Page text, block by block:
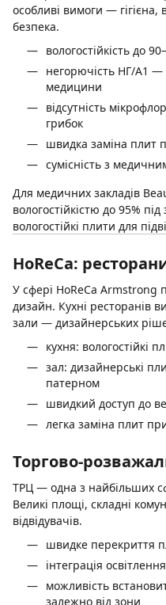
особливі вимоги — гігієна,
безпека.
вологостійкість до
негорючість НГ/A1
медицини
відсутність
грибок
швидка заміна плит
сумісність з
Для медичних закладів
вологостійкістю до 95%
вологостійкі плити для
HoReCa:
У сфері HoReCa Armstrong
дизайн. Кухні ресторанів
зали — дизайнерських
кухня: вологостійкі
зал: дизайнерські
патерном
швидкий доступ до
легка заміна плит
Торгово-
ТРЦ — одна з найбільших
Великі площі, складні
відвідувачів.
швидке перекриття
інтеграція
можливість
залежно від зони